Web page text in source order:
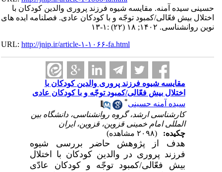
حسینی سیده آمنه. مقایسه شیوه فرزند پروری والدین کودکان با
اختلال بیش فعّالی/کمبود توجّه و با کودکان عادی. فصلنامه ایده های
نوین روانشناسی. ۱۴۰۲; ۱۸ (۲۲) :۱-۱۳
URL:http://jnip.ir/article-۱-۱۰۶۶-fa.html
مقایسه شیوه فرزند پروری والدین کودکان با
اختلال بیش فعّالی/کمبود توجّه و با کودکان عادی
سیده آمنه حسینی
کارشناسی ارشد، گروه روانشناسی، دانشگاه بین
المللی امام خمینی قزوین، قزوین، ایران
چکیده:
هدف از پژوهش حاضر بررسی شیوه
فرزند پروری در والدین کودکان با اختلال
بیش فعّالی/کمبود توجّه و کودکان عادّی